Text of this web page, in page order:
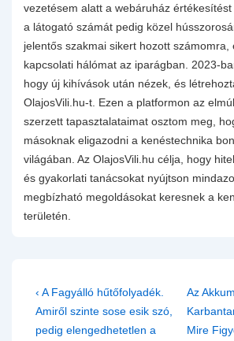
vezetésem alatt a webáruház értékesítést
a látogató számát pedig közel
jelentős szakmai sikert hozott
kapcsolati hálómat az iparágban. 2023-
hogy új kihívások után nézek, és
OlajosVili.hu-t. Ezen a platformon az
szerzett tapasztalataimat osztom meg,
másoknak eligazodni a kenéstechnika
világában. Az OlajosVili.hu célja, hogy
és gyakorlati tanácsokat nyújtson
megbízható megoldásokat keresnek a
területén.
Bejegyzés
navigáció
Previous
Post
is
‹ A Fagyálló hűtőfolyadék.
Amiről szinte sose esik szó,
pedig elengedhetetlen a
Next
Post
is
Az
Mire